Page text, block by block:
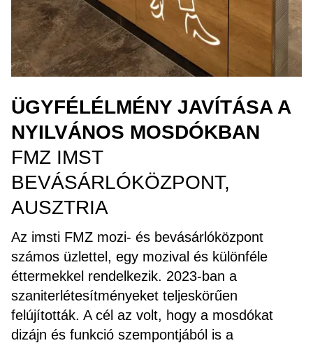
ÜGYFÉLÉLMÉNY JAVÍTÁSA A
NYILVÁNOS MOSDÓKBAN
FMZ IMST
BEVÁSÁRLÓKÖZPONT,
AUSZTRIA
Az imsti FMZ mozi- és bevásárlóközpont
számos üzlettel, egy mozival és különféle
éttermekkel rendelkezik. 2023-ban a
szaniterlétesítményeket teljeskörűen
felújították. A cél az volt, hogy a mosdókat
dizájn és funkció szempontjából is a